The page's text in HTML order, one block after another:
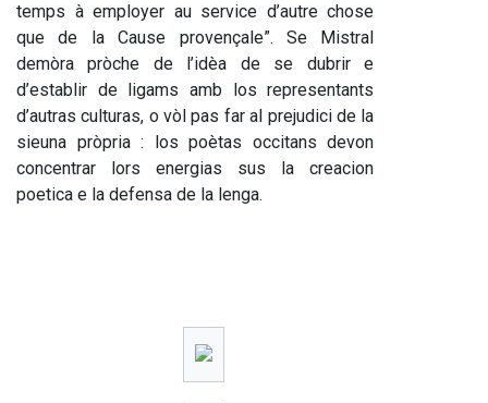
temps à employer au service d’autre chose
que de la Cause provençale”. Se Mistral
demòra pròche de l’idèa de se dubrir e
d’establir de ligams amb los representants
d’autras culturas, o vòl pas far al prejudici de la
sieuna pròpria : los poètas occitans devon
concentrar lors energias sus la creacion
poetica e la defensa de la lenga.